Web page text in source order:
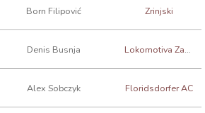
Born Filipović Zrinjski
Denis Busnja Lokomotiva Zagreb
Alex Sobczyk Floridsdorfer AC